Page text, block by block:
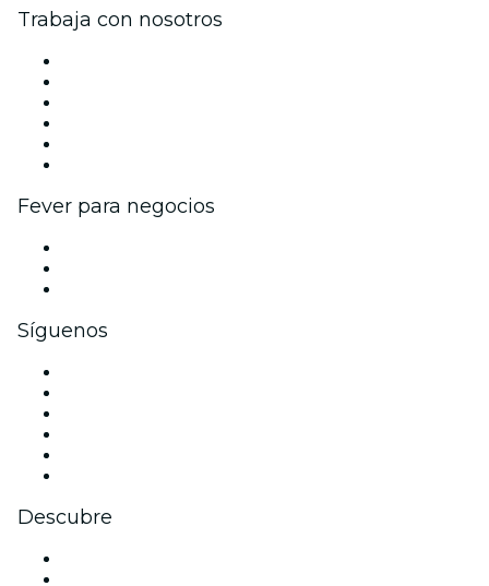
Trabaja con nosotros
Fever para negocios
Síguenos
Descubre